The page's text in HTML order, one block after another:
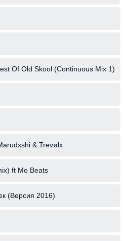
Of Old Skool (Continuous Mix 1)
& Trevølx
ft Mo Beats
(Версия 2016)